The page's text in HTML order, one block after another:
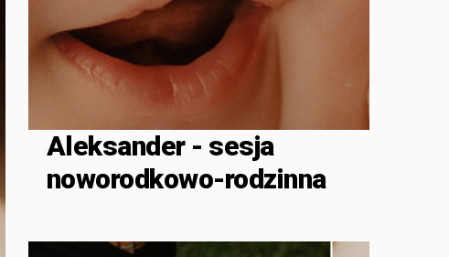
Aleksander - sesja
noworodkowo-rodzinna